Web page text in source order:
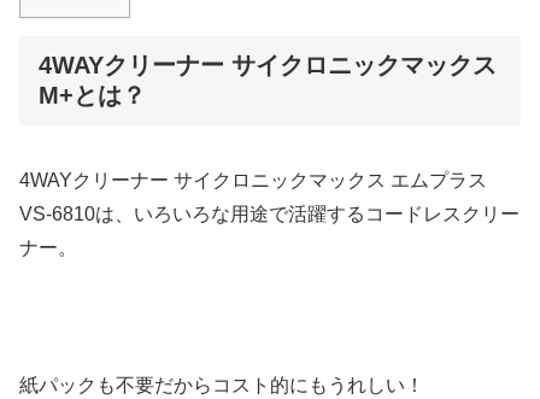
4WAYクリーナー サイクロニックマックス
M+とは？
4WAYクリーナー サイクロニックマックス エムプラス
VS-6810は、いろいろな用途で活躍するコードレスクリー
ナー。
紙パックも不要だからコスト的にもうれしい！